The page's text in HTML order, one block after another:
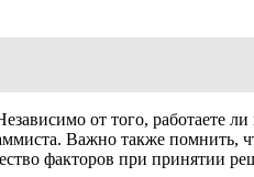
от того, работаете
Важно также помнить,
факторов при принятии